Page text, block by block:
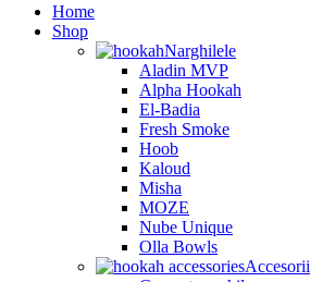
Home
Shop
Narghilele
Aladin MVP
Alpha Hookah
El-Badia
Fresh Smoke
Hoob
Kaloud
Misha
MOZE
Nube Unique
Olla Bowls
Accesorii